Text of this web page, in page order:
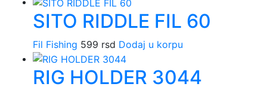
SITO RIDDLE FIL 60
Fil Fishing 599 rsd Dodaj u korpu
RIG HOLDER 3044